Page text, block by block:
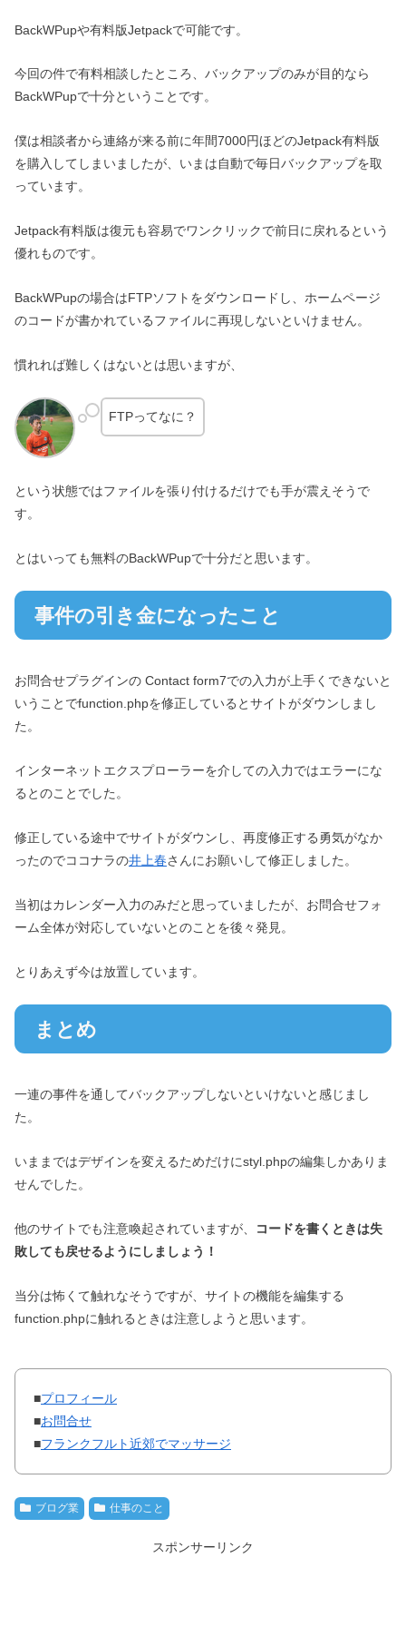
BackWPupや有料版Jetpackで可能です。
今回の件で有料相談したところ、バックアップのみが目的なら
BackWPupで十分ということです。
僕は相談者から連絡が来る前に年間7000円ほどのJetpack有料版
を購入してしまいましたが、いまは自動で毎日バックアップを取
っています。
Jetpack有料版は復元も容易でワンクリックで前日に戻れるという
優れものです。
BackWPupの場合はFTPソフトをダウンロードし、ホームページ
のコードが書かれているファイルに再現しないといけません。
慣れれば難しくはないとは思いますが、
FTPってなに？
という状態ではファイルを張り付けるだけでも手が震えそうで
す。
とはいっても無料のBackWPupで十分だと思います。
事件の引き金になったこと
お問合せプラグインの Contact form7での入力が上手くできないと
いうことでfunction.phpを修正しているとサイトがダウンしまし
た。
インターネットエクスプローラーを介しての入力ではエラーにな
るとのことでした。
修正している途中でサイトがダウンし、再度修正する勇気がなか
ったのでココナラの井上春さんにお願いして修正しました。
当初はカレンダー入力のみだと思っていましたが、お問合せフォ
ーム全体が対応していないとのことを後々発見。
とりあえず今は放置しています。
まとめ
一連の事件を通してバックアップしないといけないと感じまし
た。
いままではデザインを変えるためだけにstyl.phpの編集しかありま
せんでした。
他のサイトでも注意喚起されていますが、
コードを書くときは失
敗しても戻せるようにしましょう！
当分は怖くて触れなそうですが、サイトの機能を編集する
function.phpに触れるときは注意しようと思います。
■プロフィール
■お問合せ
■フランクフルト近郊でマッサージ
ブログ業 仕事のこと
スポンサーリンク